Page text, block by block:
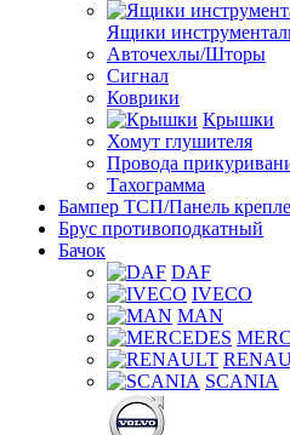
Ящики
Авточехлы/Шторы
Сигнал
Коврики
Крышки
Хомут глушителя
Провода
Тахограмма
Бампер ТСП/Панель
Брус противоподкатный
Бачок
DAF
IVECO
MAN
SCANIA